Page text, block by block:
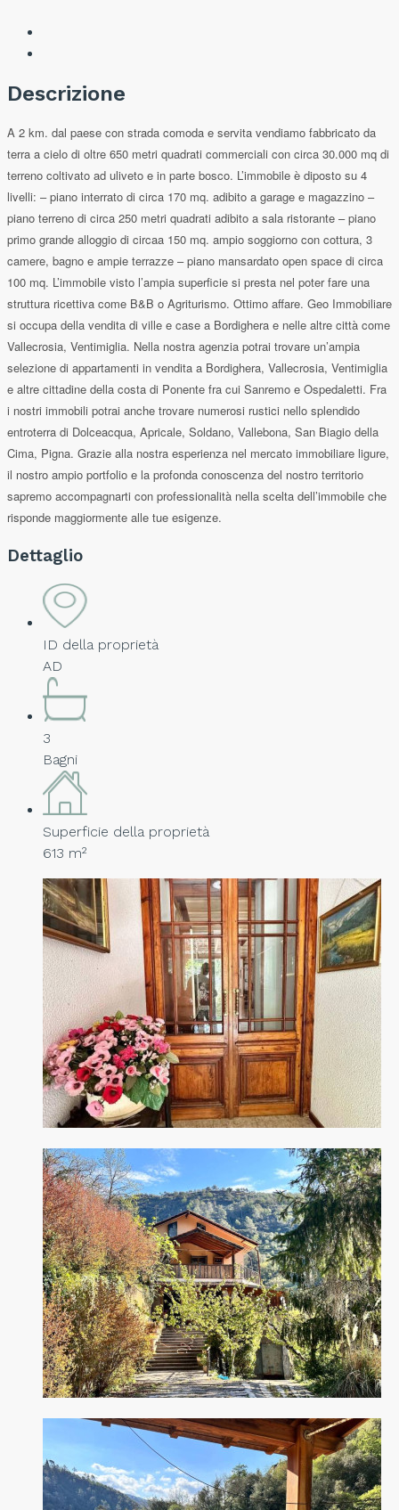
Descrizione
A 2 km. dal paese con strada comoda e servita vendiamo fabbricato da
terra a cielo di oltre 650 metri quadrati commerciali con circa 30.000 mq di
terreno coltivato ad uliveto e in parte bosco. L’immobile è diposto su 4
livelli: – piano interrato di circa 170 mq. adibito a garage e magazzino –
piano terreno di circa 250 metri quadrati adibito a sala ristorante – piano
primo grande alloggio di circaa 150 mq. ampio soggiorno con cottura, 3
camere, bagno e ampie terrazze – piano mansardato open space di circa
100 mq. L’immobile visto l’ampia superficie si presta nel poter fare una
struttura ricettiva come B&B o Agriturismo. Ottimo affare. Geo Immobiliare
si occupa della vendita di ville e case a Bordighera e nelle altre città come
Vallecrosia, Ventimiglia. Nella nostra agenzia potrai trovare un’ampia
selezione di appartamenti in vendita a Bordighera, Vallecrosia, Ventimiglia
e altre cittadine della costa di Ponente fra cui Sanremo e Ospedaletti. Fra
i nostri immobili potrai anche trovare numerosi rustici nello splendido
entroterra di Dolceacqua, Apricale, Soldano, Vallebona, San Biagio della
Cima, Pigna. Grazie alla nostra esperienza nel mercato immobiliare ligure,
il nostro ampio portfolio e la profonda conoscenza del nostro territorio
sapremo accompagnarti con professionalità nella scelta dell’immobile che
risponde maggiormente alle tue esigenze.
Dettaglio
ID della proprietà
AD
3
Bagni
Superficie della proprietà
613 m²